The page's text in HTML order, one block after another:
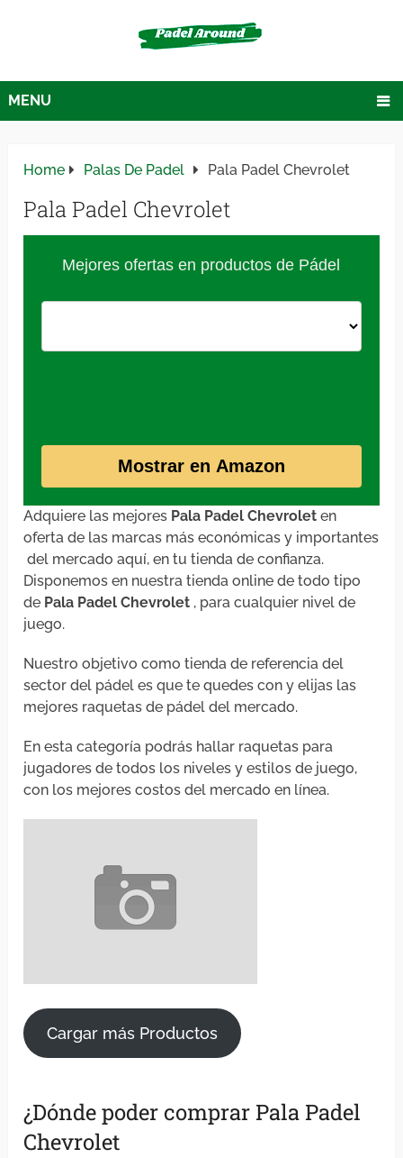
MENU
Home Palas De Padel Pala Padel Chevrolet
Pala Padel Chevrolet
Mejores ofertas en productos de Pádel
Mostrar en Amazon
Adquiere las mejores Pala Padel Chevrolet en
oferta de las marcas más económicas y importantes
del mercado aquí, en tu tienda de confianza.
Disponemos en nuestra tienda online de todo tipo
de Pala Padel Chevrolet , para cualquier nivel de
juego.
Nuestro objetivo como tienda de referencia del
sector del pádel es que te quedes con y elijas las
mejores raquetas de pádel del mercado.
En esta categoría podrás hallar raquetas para
jugadores de todos los niveles y estilos de juego,
con los mejores costos del mercado en línea.
Cargar más Productos
¿Dónde poder comprar Pala Padel
Chevrolet